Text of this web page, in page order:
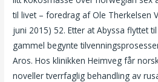
til livet – foredrag af Ole Therkelsen
juni 2015) 52. Etter at Abyssa flyttet
gammel begynte
Aros. Hos klinikken Heimveg får
noveller tverrfaglig behandling av